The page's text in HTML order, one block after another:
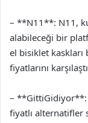
– **N11**: N11,
alabileceği bir
el bisiklet kaskları
fiyatlarını
– **GittiGidiyor**:
fiyatlı alternatifler